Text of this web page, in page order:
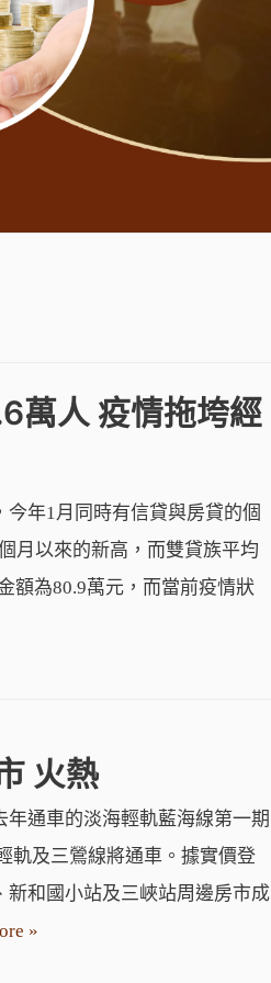
萬人 疫情拖垮經
年1月同時有信貸與房貸的個
月以來的新高，而雙貸族平均
額為80.9萬元，而當前疫情狀
火熱
通車的淡海輕軌藍海線第一期
軌及三鶯線將通車。據實價登
和國小站及三峽站周邊房市成
»